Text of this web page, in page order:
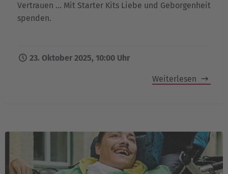
Vertrauen ... Mit Starter Kits Liebe und Geborgenheit
spenden.
23. Oktober 2025, 10:00 Uhr
Weiterlesen